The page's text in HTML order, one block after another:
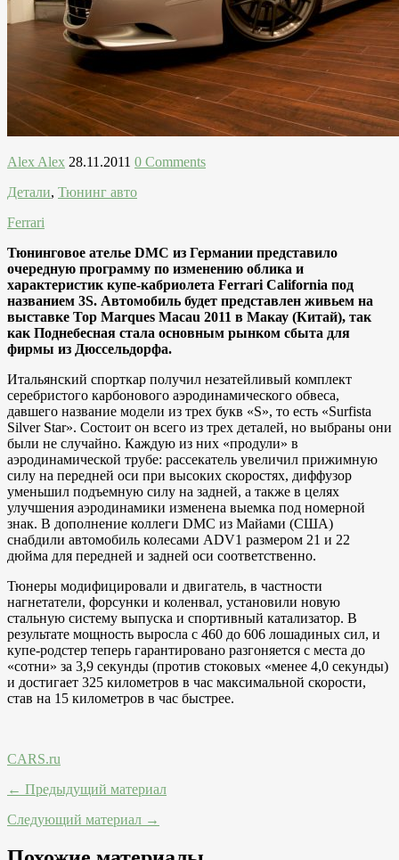
Alex Alex 28.11.2011 0 Comments
Детали, Тюнинг авто
Ferrari
Тюнинговое ателье DMC из Германии представило
очередную программу по изменению облика и
характеристик купе-кабриолета Ferrari California под
названием 3S. Автомобиль будет представлен живьем на
выставке Top Marques Macau 2011 в Макау (Китай), так
как Поднебесная стала основным рынком сбыта для
фирмы из Дюссельдорфа.
Итальянский спорткар получил незатейливый комплект
серебристого карбонового аэродинамического обвеса,
давшего название модели из трех букв «S», то есть «Surfista
Silver Star». Состоит он всего из трех деталей, но выбраны они
были не случайно. Каждую из них «продули» в
аэродинамической трубе: рассекатель увеличил прижимную
силу на передней оси при высоких скоростях, диффузор
уменьшил подъемную силу на задней, а также в целях
улучшения аэродинамики изменена выемка под номерной
знак. В дополнение коллеги DMC из Майами (США)
снабдили автомобиль колесами ADV1 размером 21 и 22
дюйма для передней и задней оси соответственно.
Тюнеры модифицировали и двигатель, в частности
нагнетатели, форсунки и коленвал, установили новую
стальную систему выпуска и спортивный катализатор. В
результате мощность выросла с 460 до 606 лошадиных сил, и
купе-родстер теперь гарантировано разгоняется с места до
«сотни» за 3,9 секунды (против стоковых «менее 4,0 секунды)
и достигает 325 километров в час максимальной скорости,
став на 15 километров в час быстрее.
CARS.ru
← Предыдущий материал
Следующий материал →